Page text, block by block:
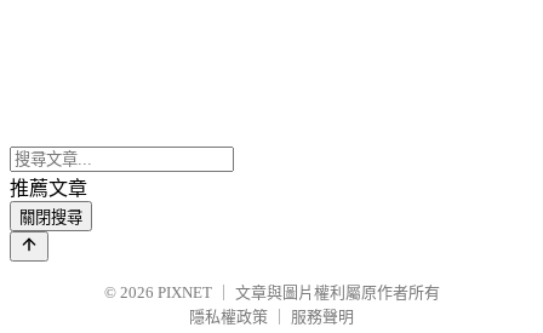
推薦文章
關閉搜尋
© 2026 PIXNET
文章與圖片權利屬原作者所有
隱私權政策
服務聲明